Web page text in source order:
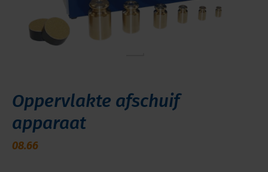
Oppervlakte afschuif
apparaat
08.66